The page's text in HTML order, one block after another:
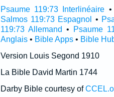
Psaume 119:73 Interlinéaire •
Salmos 119:73 Espagnol
•
119:73 Allemand • Psaume
Anglais• Bible Apps• Bible
Version Louis Segond 1910
La Bible David Martin 1744
Darby Bible courtesy of